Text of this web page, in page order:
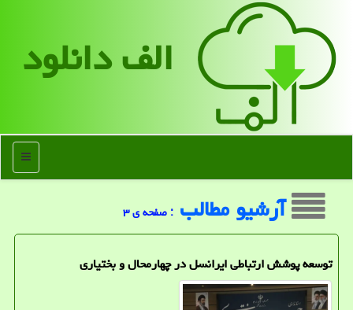
الف دانلود
منو
آرشیو مطالب : صفحه ی ۳
توسعه پوشش ارتباطی ایرانسل در چهارمحال و بختیاری